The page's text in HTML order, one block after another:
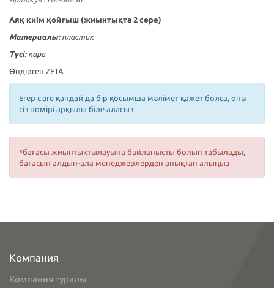
Аяқ киім қойғыш (жиынтықта 2 сөре)
Материалы: пластик
Түсі: қара
Өндірген ZETA
Егер сізге қандай да бір қосымша мәлімет қажет болса, оны
сіз нөмірі арқылы біле аласыз
*бағасы жиынтықтылауына байланысты болып табылады,
бағасын алдын-ала менеджерлерден анықтап алыңыз
Компания
Компания туралы